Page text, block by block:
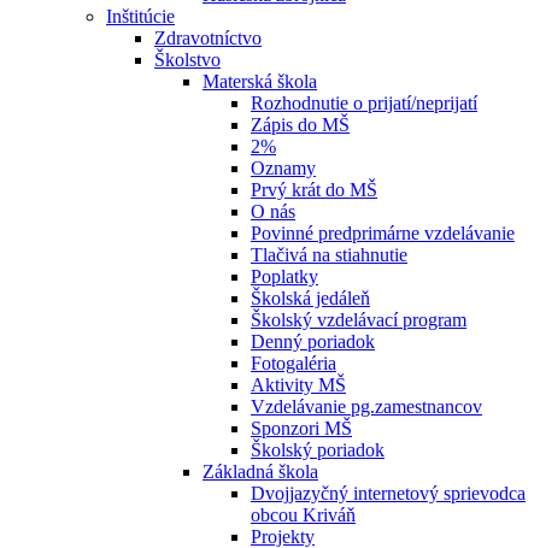
Inštitúcie
Zdravotníctvo
Školstvo
Materská škola
Rozhodnutie o prijatí/neprijatí
Zápis do MŠ
2%
Oznamy
Prvý krát do MŠ
O nás
Povinné predprimárne vzdelávanie
Tlačivá na stiahnutie
Poplatky
Školská jedáleň
Školský vzdelávací program
Denný poriadok
Fotogaléria
Aktivity MŠ
Vzdelávanie pg.zamestnancov
Sponzori MŠ
Školský poriadok
Základná škola
Dvojjazyčný internetový sprievodca
obcou Kriváň
Projekty